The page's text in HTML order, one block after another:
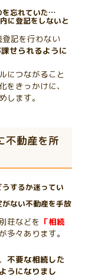
を忘れていた…
に登記をしないと
記を行わない
せられるように
につながること
をきっかけに、
します。
不動産を所
するか迷ってい
ない不動産を手放
荘などを 「相続
多々あります。
不要な相続した
うになりまし